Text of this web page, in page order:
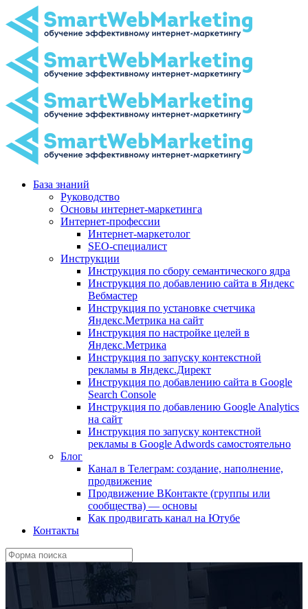
База знаний
Руководство
Основы интернет-маркетинга
Интернет-профессии
Интернет-маркетолог
SEO-специалист
Инструкции
Инструкция по сбору семантического ядра
Инструкция по добавлению сайта в Яндекс
Вебмастер
Инструкция по установке счетчика
Яндекс.Метрика на сайт
Инструкция по настройке целей в
Яндекс.Метрика
Инструкция по запуску контекстной
рекламы в Яндекс.Директ
Инструкция по добавлению сайта в Google
Search Console
Инструкция по добавлению Google Analytics
на сайт
Инструкция по запуску контекстной
рекламы в Google Adwords самостоятельно
Блог
Канал в Телеграм: создание, наполнение,
продвижение
Продвижение ВКонтакте (группы или
сообщества) — основы
Как продвигать канал на Ютубе
Контакты